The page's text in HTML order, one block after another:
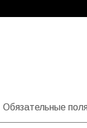
Обязательные